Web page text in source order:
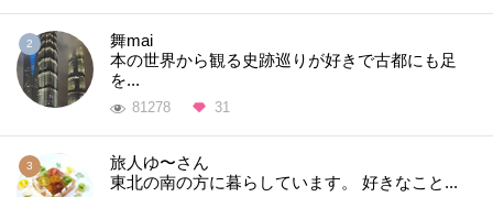
舞mai
本の世界から観る史跡巡りが好きで古都にも足
を...
81278 31
旅人ゆ〜さん
東北の南の方に暮らしています。 好きなこと...